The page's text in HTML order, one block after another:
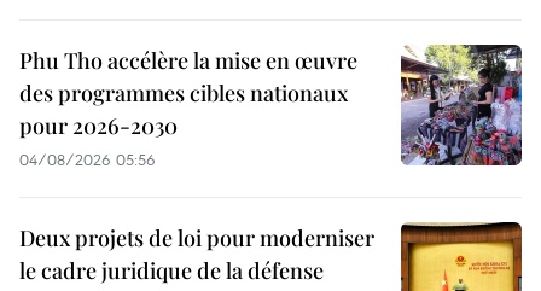
Phu Tho accélère la mise en œuvre
des programmes cibles nationaux
pour 2026-2030
04/08/2026 05:56
Deux projets de loi pour moderniser
le cadre juridique de la défense